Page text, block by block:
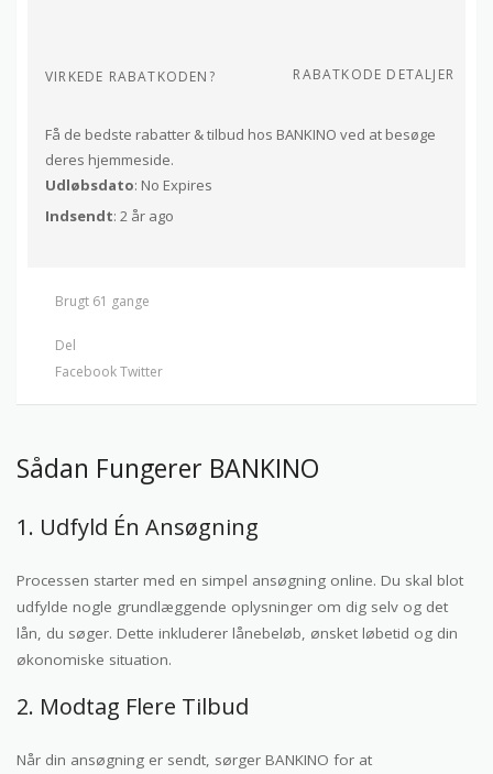
VIRKEDE RABATKODEN? RABATKODE DETALJER
Få de bedste rabatter & tilbud hos BANKINO ved at besøge
deres hjemmeside.
Udløbsdato: No Expires
Indsendt: 2 år ago
Brugt 61 gange
Del
FacebookTwitter
Sådan Fungerer BANKINO
1. Udfyld Én Ansøgning
Processen starter med en simpel ansøgning online. Du skal blot
udfylde nogle grundlæggende oplysninger om dig selv og det
lån, du søger. Dette inkluderer lånebeløb, ønsket løbetid og din
økonomiske situation.
2. Modtag Flere Tilbud
Når din ansøgning er sendt, sørger BANKINO for at